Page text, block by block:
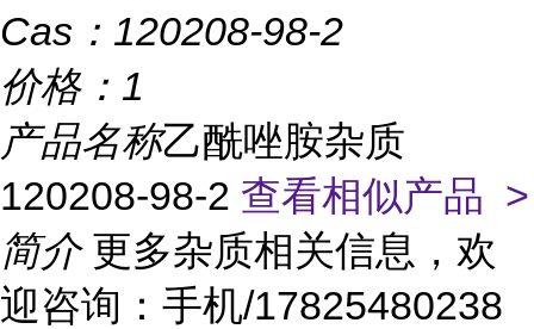
Cas： 120208-98-2
价格： 1
产品名称乙酰唑胺杂质
120208-98-2 查看相似产品 >
简介 更多杂质相关信息，欢
迎咨询：手机/17825480238